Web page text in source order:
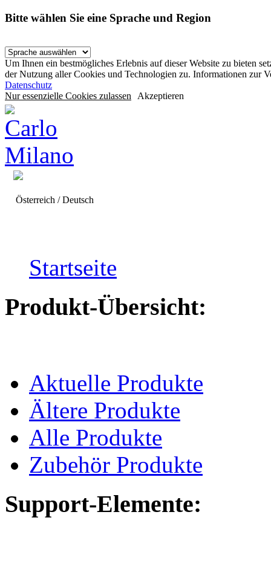
Bitte wählen Sie eine Sprache und Region
Um Ihnen ein bestmögliches Erlebnis auf dieser Website zu bieten
der Nutzung aller Cookies und Technologien zu. Informationen zur
Datenschutz
Nur essenzielle Cookies zulassen Akzeptieren
Österreich / Deutsch
Startseite
Produkt-Übersicht:
Aktuelle Produkte
Ältere Produkte
Alle Produkte
Zubehör Produkte
Support-Elemente: